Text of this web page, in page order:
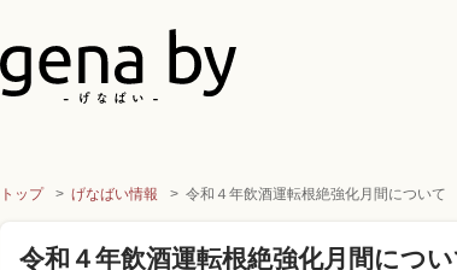
トップ げなばい情報 令和４年飲酒運転根絶強化月間について
令和４年飲酒運転根絶強化月間につ